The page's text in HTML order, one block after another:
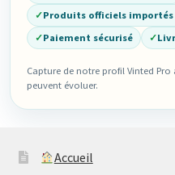
✓Produits officiels importés
✓Paiement sécurisé ✓
Capture de notre profil Vinted Pro
peuvent évoluer.
Accueil